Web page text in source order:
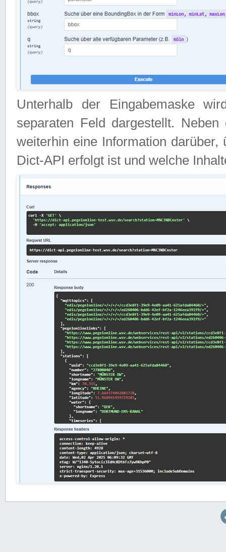
Unterhalb der Eingabemaske
separaten Feld dargestellt.
weiterhin eine Information
Dict-API erfolgt ist und welche